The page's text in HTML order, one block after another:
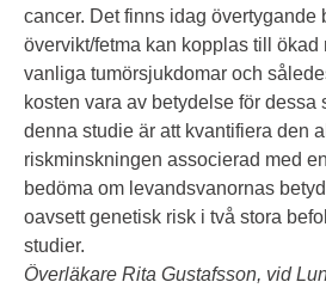
cancer. Det finns idag övertygande
övervikt/fetma kan kopplas till ökad
vanliga tumörsjukdomar och
kosten vara av betydelse för dessa
denna studie är att kvantifiera den
riskminskningen associerad med
bedöma om levandsvanornas
oavsett genetisk risk i två stora
studier.
Överläkare Rita Gustafsson, vid